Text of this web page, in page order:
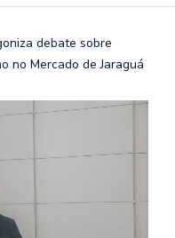
debate sobre
no Mercado de Jaraguá